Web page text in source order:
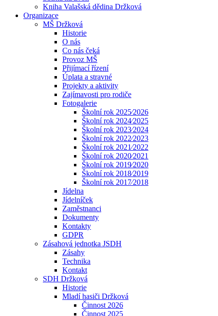
Kniha Valašská dědina Držková
Organizace
MŠ Držková
Historie
O nás
Co nás čeká
Provoz MŠ
Přijímací řízení
Úplata a stravné
Projekty a aktivity
Zajímavosti pro rodiče
Fotogalerie
Školní rok 2025⁄2026
Školní rok 2024⁄2025
Školní rok 2023⁄2024
Školní rok 2022⁄2023
Školní rok 2021⁄2022
Školní rok 2020⁄2021
Školní rok 2019⁄2020
Školní rok 2018⁄2019
Školní rok 2017⁄2018
Jídelna
Jídelníček
Zaměstnanci
Dokumenty
Kontakty
GDPR
Zásahová jednotka JSDH
Zásahy
Technika
Kontakt
SDH Držková
Historie
Mladí hasiči Držková
Činnost 2026
Činnost 2025